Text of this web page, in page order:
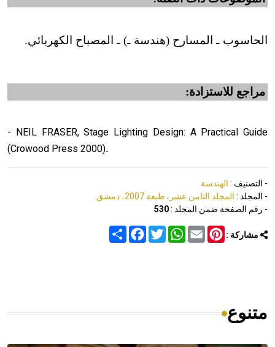
الحاسوب ـ المسارح (هندسة ـ) ـ المصباح الكهربائي.
مراجع للاستزادة:
- NEIL FRASER, Stage Lighting Design: A Practical Guide
(Crowood Press 2000).
- التصنيف : الهندسة
- المجلد : المجلد الثامن عشر، طبعة 2007، دمشق
- رقم الصفحة ضمن المجلد :530
مشاركة : Share
FacebookTwitter
WhatsAppEmail
Pinterest
متنوع